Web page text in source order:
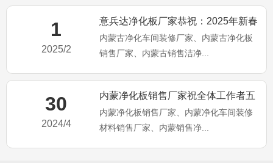
1
2025/2
意兵达净化板厂家恭祝：2025年新春
大吉、万事顺利。内蒙古
内蒙古净化车间装修厂家、内蒙古净化板
销售厂家、内蒙古销售洁净...
30
2024/4
内蒙净化板销售厂家祝全体工作者五
一节日快乐，内蒙净化车间装
内蒙净化板销售厂家、内蒙净化车间装修
材料销售厂家、内蒙销售净...